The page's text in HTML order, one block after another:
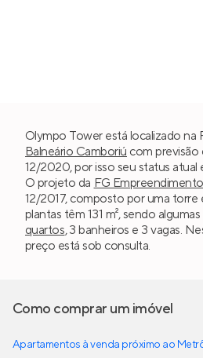
Olympo Tower está localizado na
Balneário Camboriú com previsão
12/2020, por isso seu status atual
O projeto da FG
12/2017, composto por uma torre
plantas têm 131 m², sendo
quartos, 3 banheiros e 3 vagas.
preço está sob consulta.
Como comprar um imóvel
Apartamentos à venda próximo ao